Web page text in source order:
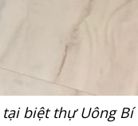
biệt thự Uông Bí